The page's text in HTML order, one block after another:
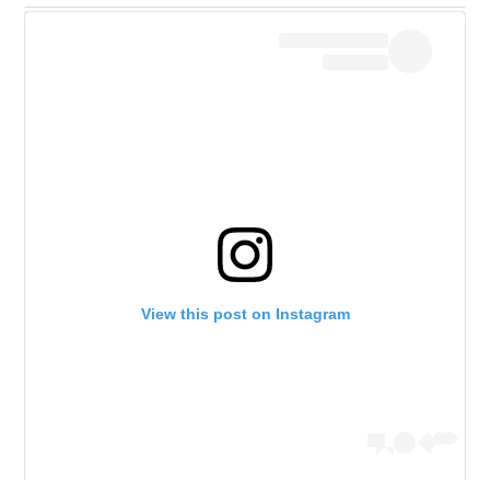
View this post on Instagram